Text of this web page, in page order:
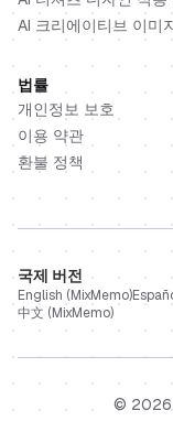
AI 크리에이티브 이미
법률
개인정보 보호
이용 약관
환불 정책
국제 버전
English (MixMemo)
中文 (MixMemo)
© 2026